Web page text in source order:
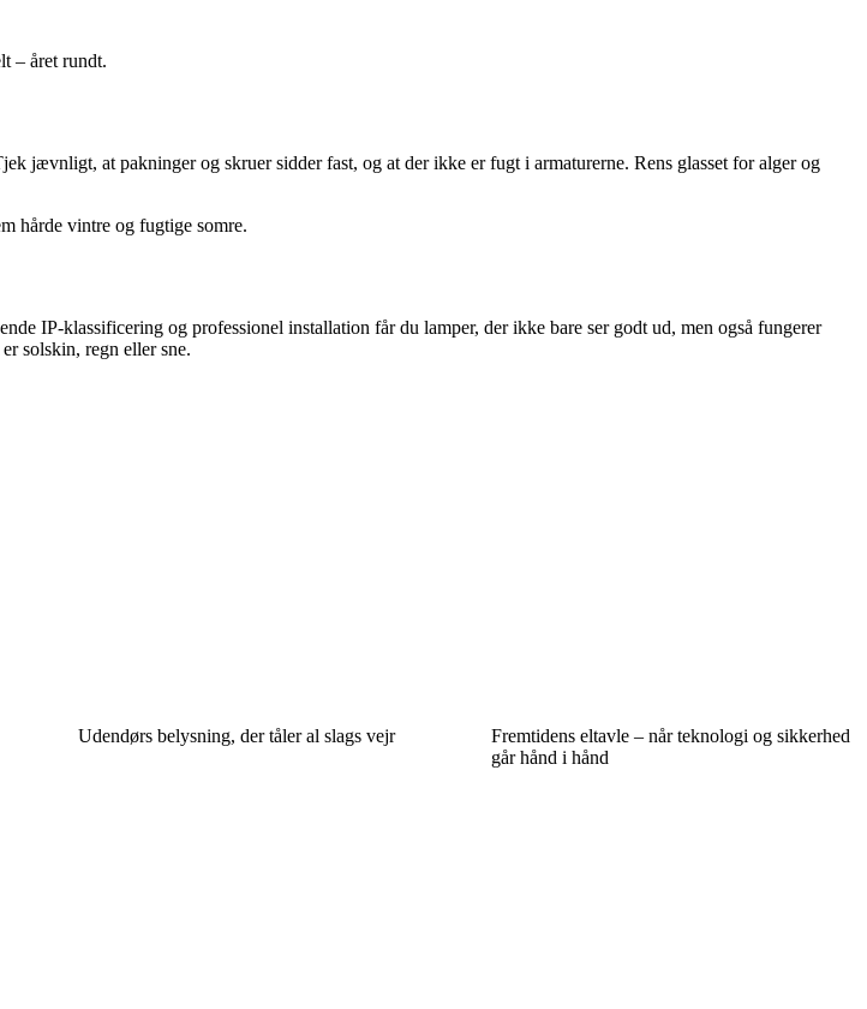
– året rundt.
jævnligt, at pakninger og skruer sidder fast, og at der ikke er fugt i armaturerne. Rens glasset for alger og
hårde vintre og fugtige somre.
IP-klassificering og professionel installation får du lamper, der ikke bare ser godt ud, men også fungerer
solskin, regn eller sne.
Udendørs belysning, der tåler al slags vejr
Fremtidens eltavle – når teknologi og sikkerhed
går hånd i hånd